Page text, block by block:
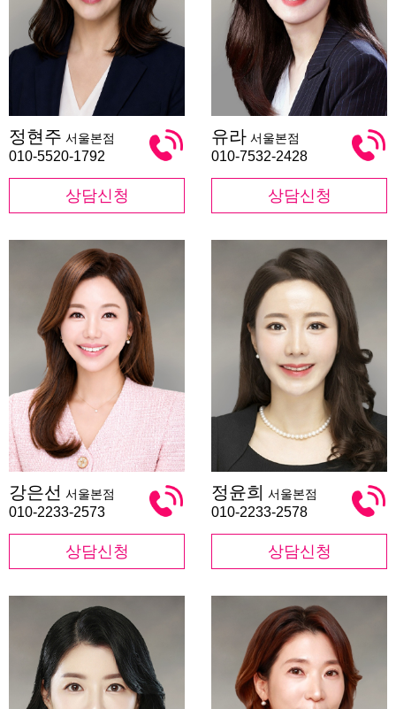
현
주
정현주 서울본점
010-5520-1792
상담신청
라
유라 서울본점
010-7532-2428
상담신청
은
선
강은선 서울본점
010-2233-2573
상담신청
윤
희
정윤희 서울본점
010-2233-2578
상담신청